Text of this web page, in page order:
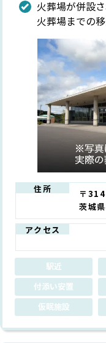
火葬場が併設
火葬場までの
住所
〒
茨城
アクセス
駅近
付添い安置
仮眠施設